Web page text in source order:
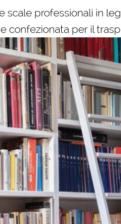
scale professionali in
confezionata per il